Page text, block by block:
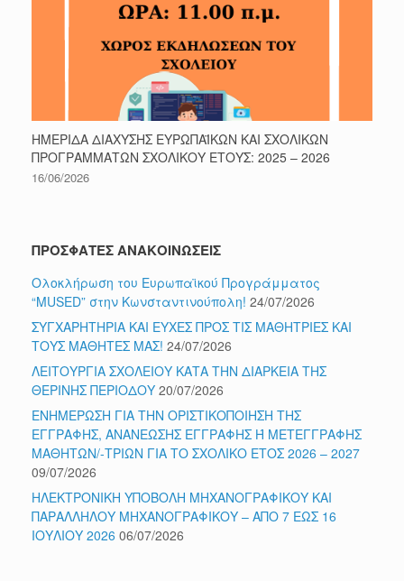
ΗΜΕΡΙΔΑ ΔΙΑΧΥΣΗΣ ΕΥΡΩΠΑΪΚΩΝ ΚΑΙ ΣΧΟΛΙΚΩΝ
ΠΡΟΓΡΑΜΜΑΤΩΝ ΣΧΟΛΙΚΟΥ ΕΤΟΥΣ: 2025 – 2026
16/06/2026
ΠΡΟΣΦΑΤΕΣ ΑΝΑΚΟΙΝΩΣΕΙΣ
Ολοκλήρωση του Ευρωπαϊκού Προγράμματος
“MUSED” στην Κωνσταντινούπολη! 24/07/2026
ΣΥΓΧΑΡΗΤΗΡΙΑ ΚΑΙ ΕΥΧΕΣ ΠΡΟΣ ΤΙΣ ΜΑΘΗΤΡΙΕΣ ΚΑΙ
ΤΟΥΣ ΜΑΘΗΤΕΣ ΜΑΣ! 24/07/2026
ΛΕΙΤΟΥΡΓΙΑ ΣΧΟΛΕΙΟΥ ΚΑΤΑ ΤΗΝ ΔΙΑΡΚΕΙΑ ΤΗΣ
ΘΕΡΙΝΗΣ ΠΕΡΙΟΔΟΥ 20/07/2026
ΕΝΗΜΕΡΩΣΗ ΓΙΑ ΤΗΝ ΟΡΙΣΤΙΚΟΠΟΙΗΣΗ ΤΗΣ
ΕΓΓΡΑΦΗΣ, ΑΝΑΝΕΩΣΗΣ ΕΓΓΡΑΦΗΣ Ή ΜΕΤΕΓΓΡΑΦΗΣ
ΜΑΘΗΤΩΝ/-ΤΡΙΩΝ ΓΙΑ ΤΟ ΣΧΟΛΙΚΟ ΕΤΟΣ 2026 – 2027
09/07/2026
ΗΛΕΚΤΡΟΝΙΚΗ ΥΠΟΒΟΛΗ ΜΗΧΑΝΟΓΡΑΦΙΚΟΥ ΚΑΙ
ΠΑΡΑΛΛΗΛΟΥ ΜΗΧΑΝΟΓΡΑΦΙΚΟΥ – ΑΠΟ 7 ΕΩΣ 16
ΙΟΥΛΙΟΥ 2026 06/07/2026